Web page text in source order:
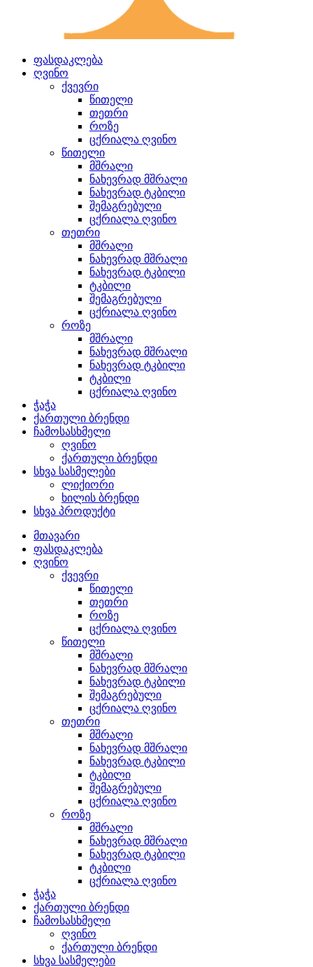
ფასდაკლება
ღვინო
ქვევრი
წითელი
თეთრი
როზე
ცქრიალა ღვინო
წითელი
მშრალი
ნახევრად მშრალი
ნახევრად ტკბილი
შემაგრებული
ცქრიალა ღვინო
თეთრი
მშრალი
ნახევრად მშრალი
ნახევრად ტკბილი
ტკბილი
შემაგრებული
ცქრიალა ღვინო
როზე
მშრალი
ნახევრად მშრალი
ნახევრად ტკბილი
ტკბილი
ცქრიალა ღვინო
ჭაჭა
ქართული ბრენდი
ჩამოსასხმელი
ღვინო
ქართული ბრენდი
სხვა სასმელები
ლიქიორი
ხილის ბრენდი
სხვა პროდუქტი
მთავარი
ფასდაკლება
ღვინო
ქვევრი
წითელი
თეთრი
როზე
ცქრიალა ღვინო
წითელი
მშრალი
ნახევრად მშრალი
ნახევრად ტკბილი
შემაგრებული
ცქრიალა ღვინო
თეთრი
მშრალი
ნახევრად მშრალი
ნახევრად ტკბილი
ტკბილი
შემაგრებული
ცქრიალა ღვინო
როზე
მშრალი
ნახევრად მშრალი
ნახევრად ტკბილი
ტკბილი
ცქრიალა ღვინო
ჭაჭა
ქართული ბრენდი
ჩამოსასხმელი
ღვინო
ქართული ბრენდი
სხვა სასმელები